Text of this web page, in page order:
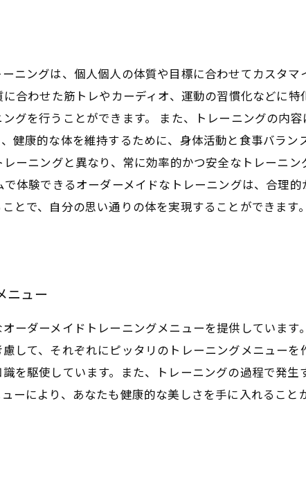
ニングは、個人個人の体質や目標に合わせてカスタ
合わせた筋トレやカーディオ、運動の習慣化などに
グを行うことができます。 また、トレーニングの内
健康的な体を維持するために、身体活動と食事バラン
ーニングと異なり、常に効率的かつ安全なトレーニ
体験できるオーダーメイドなトレーニングは、合理
とで、自分の思い通りの体を実現することができます
ニュー
ーダーメイドトレーニングメニューを提供していま
して、それぞれにピッタリのトレーニングメニュー
を駆使しています。また、トレーニングの過程で発
ーにより、あなたも健康的な美しさを手に入れること